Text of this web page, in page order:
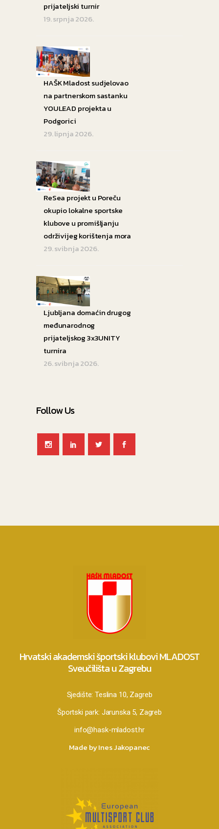
prijateljski turnir
19. srpnja 2026.
HAŠK Mladost sudjelovao
na partnerskom sastanku
YOULEAD projekta u
Podgorici
29. lipnja 2026.
ReSea projekt u Poreču
okupio lokalne sportske
klubove u promišljanju
održivijeg korištenja mora
29. svibnja 2026.
Ljubljana domaćin drugog
međunarodnog
prijateljskog 3x3UNITY
turnira
26. svibnja 2026.
Follow Us
Hrvatski akademski športski klubovi MLADOST
Sveučilišta u Zagrebu
Sjedište:Teslina 10, Zagreb
Športski park: Jarunska 5, Zagreb
info@hask-mladost.hr
Made by Ines Jakopanec